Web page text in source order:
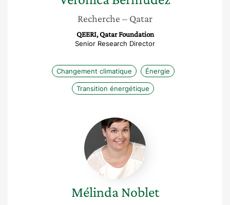
Recherche – Qatar
QEERI, Qatar Foundation
Senior Research Director
Changement climatique Énergie
Transition énergétique
Mélinda
Noblet
Mélinda Noblet